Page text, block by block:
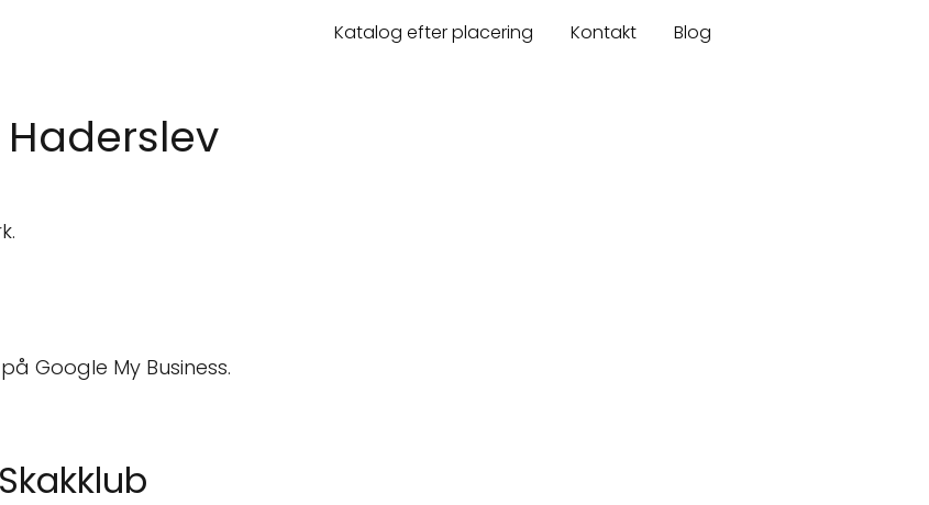
Katalog efter placering Kontakt Blog
Google My Business.